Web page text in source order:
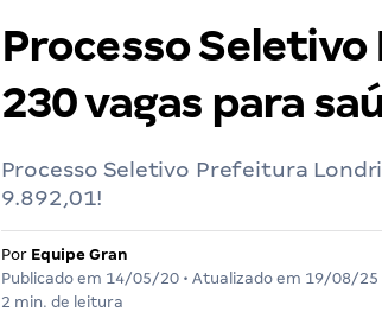
Processo
230 vagas para
Processo Seletivo Prefeitura
9.892,01!
Por Equipe Gran
Publicado em 14/05/20• Atualizado em 19/08/25
2 min. de leitura